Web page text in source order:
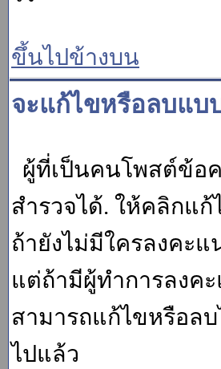
ขึ้นไปข้างบน
จะแก้ไขหรือลบแบ
ผู้ที่เป็นคนโพสต์ข้อค
สำรวจได้. ให้คลิกแ
ถ้ายังไม่มีใครลงคะ
แต่ถ้ามีผู้ทำการลงคะ
สามารถแก้ไขหรือล
ไปแล้ว